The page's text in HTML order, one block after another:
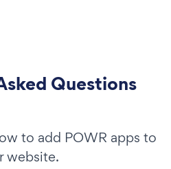
Questions
to add POWR apps to
website.